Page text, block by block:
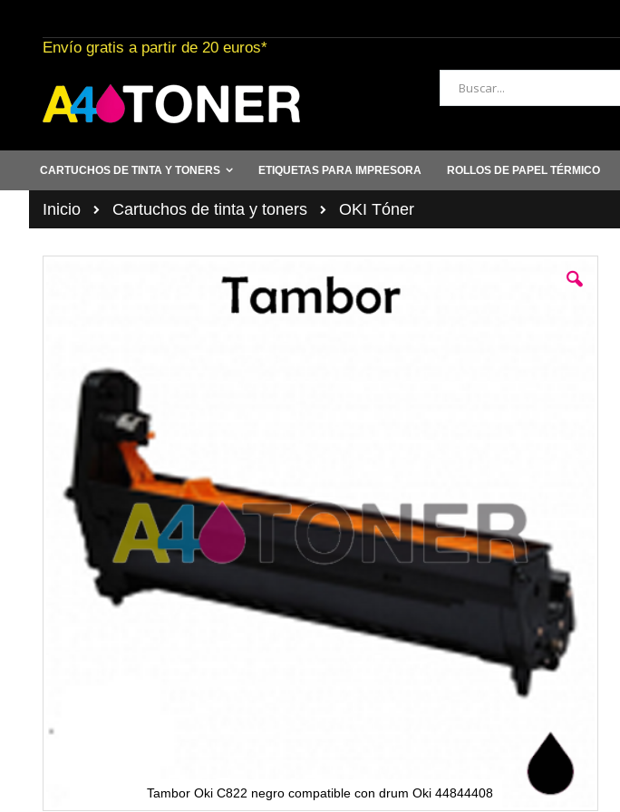
al
contenido
Envío gratis a partir de 20 euros*
Buscar
CARTUCHOS DE TINTA Y TONERS ETIQUETAS PARA IMPRESORA ROLLOS DE PAPEL TÉRMICO
Inicio Cartuchos de tinta y toners OKI Tóner
imágenes
Tambor Oki C822 negro compatible con drum Oki 44844408